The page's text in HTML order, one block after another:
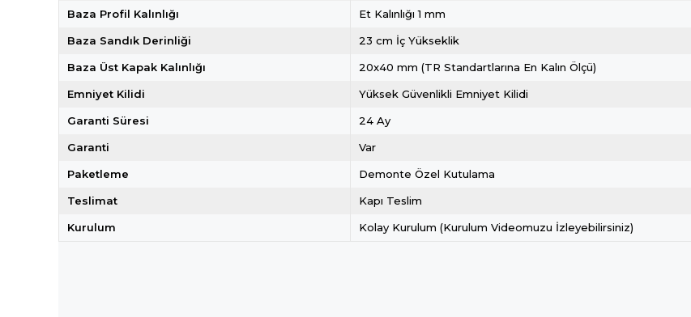
Baza Profil Kalınlığı Et Kalınlığı 1 mm
Baza Sandık Derinliği 23 cm İç Yükseklik
Baza Üst Kapak Kalınlığı 20x40 mm (TR Standartlarına En Kalın Ölçü)
Emniyet Kilidi Yüksek Güvenlikli Emniyet Kilidi
Garanti Süresi 24 Ay
Garanti Var
Paketleme Demonte Özel Kutulama
Teslimat Kapı Teslim
Kurulum Kolay Kurulum (Kurulum Videomuzu İzleyebilirsiniz)